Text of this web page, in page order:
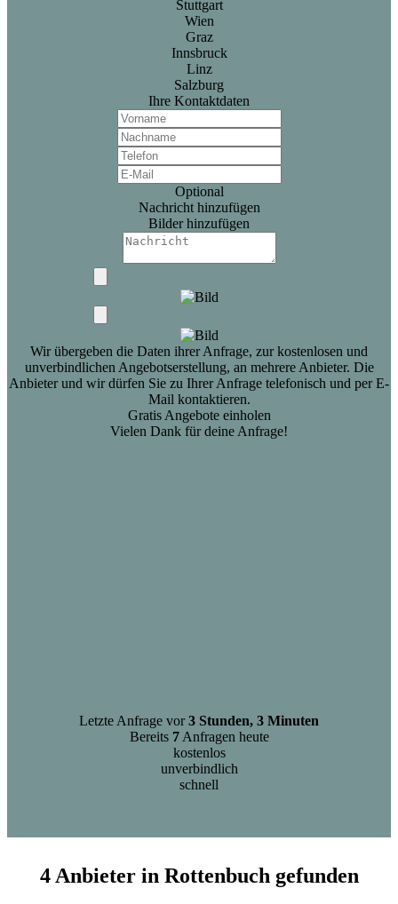
Stuttgart
Wien
Graz
Innsbruck
Linz
Salzburg
Ihre Kontaktdaten
Optional
Nachricht hinzufügen
Bilder hinzufügen
Wir übergeben die Daten ihrer Anfrage, zur kostenlosen und
unverbindlichen Angebotserstellung, an mehrere Anbieter. Die
Anbieter und wir dürfen Sie zu Ihrer Anfrage telefonisch und per E-
Mail kontaktieren.
Gratis Angebote einholen
Vielen Dank für deine Anfrage!
Letzte Anfrage vor3 Stunden, 3 Minuten
Bereits 7Anfragen heute
kostenlos
unverbindlich
schnell
4 Anbieter in Rottenbuch gefunden